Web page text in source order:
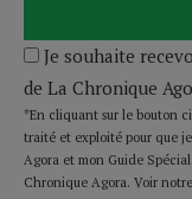
Je souhaite
de La Chronique
*En cliquant sur le bouton
traité et exploité pour que
Agora et mon Guide
Chronique Agora. Voir notre